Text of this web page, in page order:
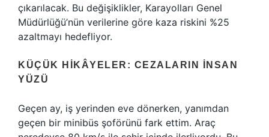
çıkarılacak. Bu değişiklikler, Karayolları Genel
Müdürlüğü’nün verilerine göre kaza riskini %25
azaltmayı hedefliyor.
KÜÇÜK HIKÂYELER: CEZALARIN İNSAN
YÜZÜ
Geçen ay, iş yerinden eve dönerken, yanımdan
geçen bir minibüs şoförünü fark ettim. Araç